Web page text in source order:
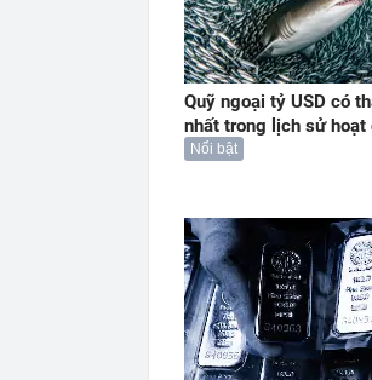
Quỹ ngoại tỷ USD có
nhất trong lịch sử hoạt
Nổi bật